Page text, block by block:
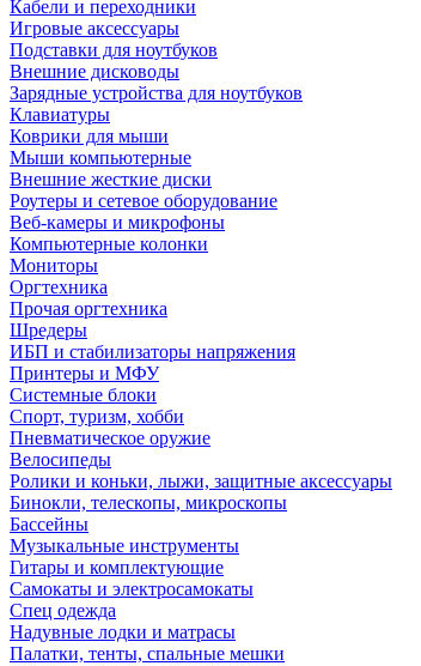
Кабели и переходники
Игровые аксессуары
Подставки для ноутбуков
Внешние дисководы
Зарядные устройства для ноутбуков
Клавиатуры
Коврики для мыши
Мыши компьютерные
Внешние жесткие диски
Роутеры и сетевое оборудование
Веб-камеры и микрофоны
Компьютерные колонки
Мониторы
Оргтехника
Прочая оргтехника
Шредеры
ИБП и стабилизаторы напряжения
Принтеры и МФУ
Системные блоки
Спорт, туризм, хобби
Пневматическое оружие
Велосипеды
Ролики и коньки, лыжи, защитные аксессуары
Бинокли, телескопы, микроскопы
Бассейны
Музыкальные инструменты
Гитары и комплектующие
Самокаты и электросамокаты
Спец одежда
Надувные лодки и матрасы
Палатки, тенты, спальные мешки